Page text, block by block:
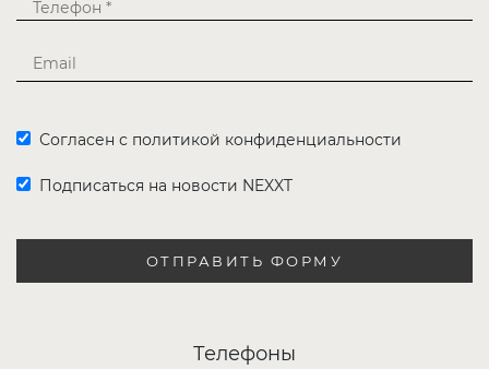
Согласен с политикой конфиденциальности
Подписаться на новости NEXXT
ОТПРАВИТЬ ФОРМУ
Телефоны